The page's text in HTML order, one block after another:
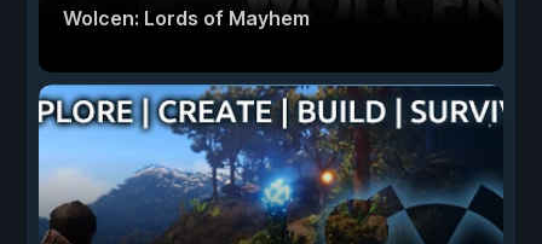
Wolcen: Lords of Mayhem